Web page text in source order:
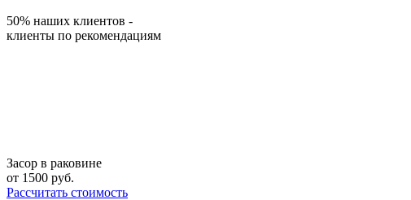
50% наших клиентов -
клиенты по рекомендациям
Засор в раковине
от 1500 руб.
Рассчитать стоимость